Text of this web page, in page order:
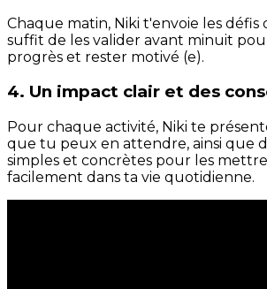
Chaque matin, Niki t'envoie les défis
suffit de les valider avant minuit
progrès et rester motivé (e).
4. Un impact clair et des
Pour chaque activité, Niki te
que tu peux en attendre, ainsi que
simples et concrètes pour les
facilement dans ta vie quotidienne.